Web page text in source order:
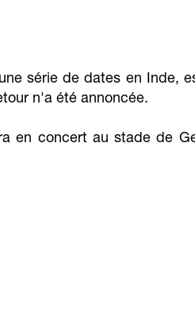
série de dates en Inde,
n'a été annoncée.
en concert au stade de